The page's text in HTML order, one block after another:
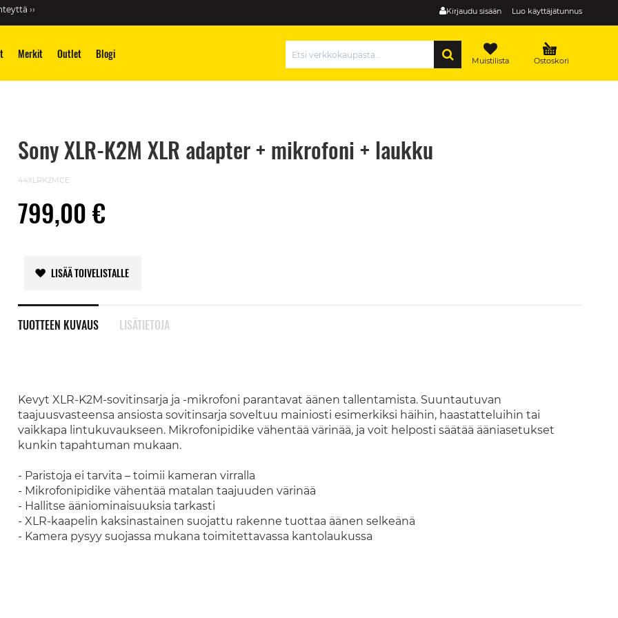
Kirjaudu sisään Luo käyttäjätunnus
››
Merkit Outlet Blogi Ostoskori
Muistilista
Sony XLR-K2M XLR adapter + mikrofoni + laukku
44XLRK2MCE
799,00 €
LISÄÄ TOIVELISTALLE
TUOTTEEN KUVAUS
Kevyt XLR-K2M-sovitinsarja ja -mikrofoni parantavat äänen tallentamista. Suuntautuvan
taajuusvasteensa ansiosta sovitinsarja soveltuu mainiosti esimerkiksi häihin, haastatteluihin tai
vaikkapa lintukuvaukseen. Mikrofonipidike vähentää värinää, ja voit helposti säätää ääniasetukset
kunkin tapahtuman mukaan.
- Paristoja ei tarvita – toimii kameran virralla
- Mikrofonipidike vähentää matalan taajuuden värinää
- Hallitse ääniominaisuuksia tarkasti
- XLR-kaapelin kaksinastainen suojattu rakenne tuottaa äänen selkeänä
- Kamera pysyy suojassa mukana toimitettavassa kantolaukussa
LISÄTIETOJA